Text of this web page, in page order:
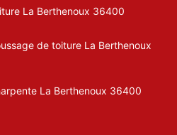
La Berthenoux 36400
de toiture La Berthenoux
La Berthenoux 36400